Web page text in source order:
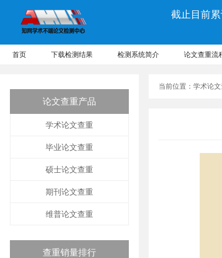
截止目前
首页 下载检测结果 检测系统简介 论文查重流
论文查重产品
学术论文查重
毕业论文查重
硕士论文查重
期刊论文查重
维普论文查重
查重销量排行
当前位置： 学术论